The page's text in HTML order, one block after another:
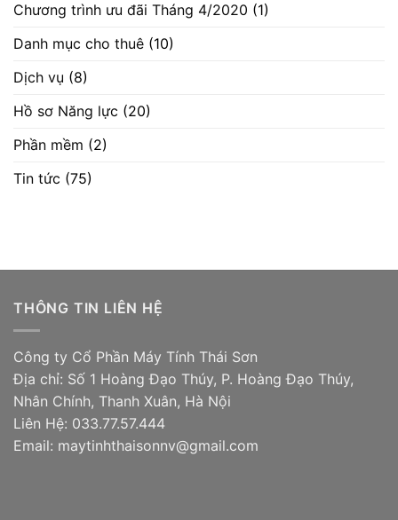
Chương trình ưu đãi Tháng 4/2020 (1)
Danh mục cho thuê (10)
Dịch vụ (8)
Hồ sơ Năng lực (20)
Phần mềm (2)
Tin tức (75)
THÔNG TIN LIÊN HỆ
Công ty Cổ Phần Máy Tính Thái Sơn
Địa chỉ: Số 1 Hoàng Đạo Thúy, P. Hoàng Đạo Thúy,
Nhân Chính, Thanh Xuân, Hà Nội
Liên Hệ: 033.77.57.444
Email: maytinhthaisonnv@gmail.com